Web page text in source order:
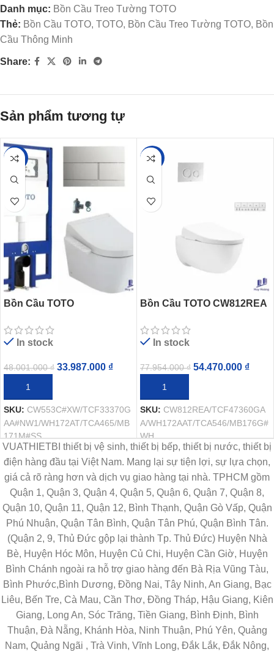
Danh mục: Bồn Cầu Treo Tường TOTO
Thẻ: Bồn Cầu TOTO, TOTO, Bồn Cầu Treo Tường TOTO, Bồn
Cầu Thông Minh
Share:
Sản phẩm tương tự
-29%
Bồn Cầu TOTO
A#NW1/WH172AT/TCA465/
MB171M#SS Treo Tường
In stock
48.001.000₫ 33.987.000 ₫
THÊM VÀO GIỎ HÀNG
SKU: CW553C#XW/TCF33370G
AA#NW1/WH172AT/TCA465/MB
171M#SS
-30%
Bồn Cầu TOTO CW812REA
TCA546 MB176G#WH Nắp
Điện Tử Treo Tường
In stock
77.954.000₫ 54.470.000 ₫
THÊM VÀO GIỎ HÀNG
SKU: CW812REA/TCF47360GA
A/WH172AAT/TCA546/MB176G#
WH
VUATHIETBI thiết bị vệ sinh, thiết bị bếp, thiết bị nước, thiết bị
điện hàng đầu tại Việt Nam. Mang lại sự tiện lợi, sự lựa chọn,
giá cả rõ ràng hơn và dịch vụ giao hàng tại nhà. TPHCM gồm
Quận 1, Quận 3, Quận 4, Quận 5, Quận 6, Quận 7, Quận 8,
Quận 10, Quận 11, Quận 12, Bình Thạnh, Quận Gò Vấp, Quận
Phú Nhuận, Quận Tân Bình, Quận Tân Phú, Quận Bình Tân.
(Quận 2, 9, Thủ Đức gộp lại thành Tp. Thủ Đức) Huyện Nhà
Bè, Huyện Hóc Môn, Huyện Củ Chi, Huyện Cần Giờ, Huyện
Bình Chánh ngoài ra hỗ trợ giao hàng đến Bà Rịa Vũng Tàu,
Bình Phước,Bình Dương, Đồng Nai, Tây Ninh, An Giang, Bạc
Liêu, Bến Tre, Cà Mau, Cần Thơ, Đồng Tháp, Hậu Giang, Kiên
Giang, Long An, Sóc Trăng, Tiền Giang, Bình Định, Bình
Thuận, Đà Nẵng, Khánh Hòa, Ninh Thuận, Phú Yên, Quảng
Nam, Quảng Ngãi , Trà Vinh, Vĩnh Long, Đắk Lắk, Đắk Nông,